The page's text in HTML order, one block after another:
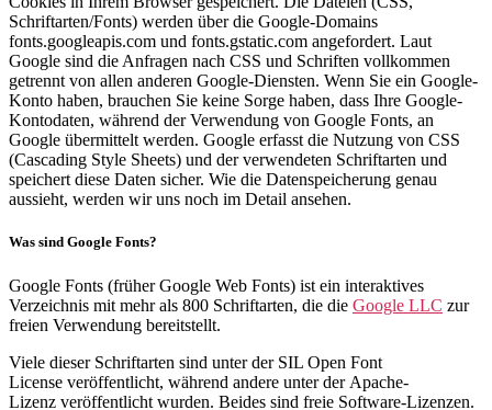
Schriftarten/Fonts) werden über die Google-Domains
fonts.googleapis.com und fonts.gstatic.com angefordert. Laut
Google sind die Anfragen nach CSS und Schriften vollkommen
getrennt von allen anderen Google-Diensten. Wenn Sie ein Google-
Konto haben, brauchen Sie keine Sorge haben, dass Ihre Google-
Kontodaten, während der Verwendung von Google Fonts, an
Google übermittelt werden. Google erfasst die Nutzung von CSS
(Cascading Style Sheets) und der verwendeten Schriftarten und
speichert diese Daten sicher. Wie die Datenspeicherung genau
aussieht, werden wir uns noch im Detail ansehen.
Was sind Google Fonts?
Google Fonts (früher Google Web Fonts) ist ein interaktives
Verzeichnis mit mehr als 800 Schriftarten, die die Google LLC zur
freien Verwendung bereitstellt.
Viele dieser Schriftarten sind unter der SIL Open Font
License veröffentlicht, während andere unter der Apache-
Lizenz veröffentlicht wurden. Beides sind freie Software-Lizenzen.